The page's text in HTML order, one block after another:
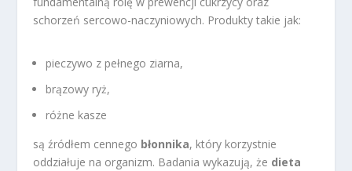
schorzeń sercowo-naczyniowych. Produkty takie jak:
pieczywo z pełnego ziarna,
brązowy ryż,
różne kasze
są źródłem cennego błonnika, który korzystnie
oddziałuje na organizm. Badania wykazują, że dieta